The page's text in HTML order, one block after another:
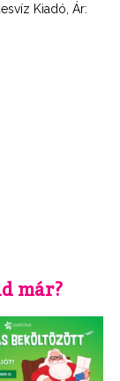
Kiadó, Ár:
már?